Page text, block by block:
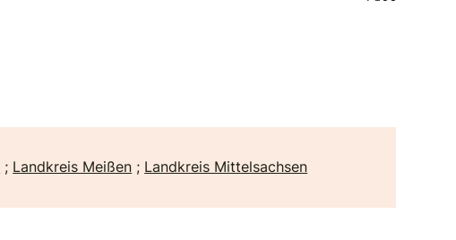
; Landkreis Meißen ; Landkreis Mittelsachsen